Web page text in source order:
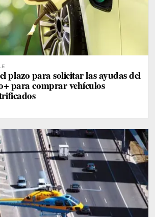
plazo para solicitar las ayudas del
para comprar vehículos